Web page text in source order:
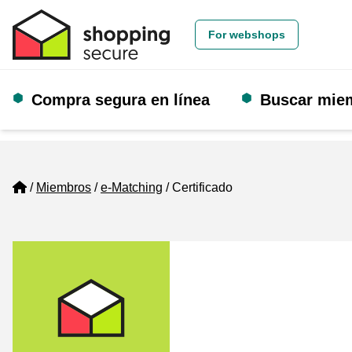
For webshops
Compra segura en línea Buscar
Home
Miembros e-Matching Certificado